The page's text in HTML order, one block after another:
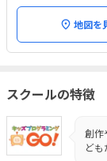
地図を
スクールの特徴
創作
ども